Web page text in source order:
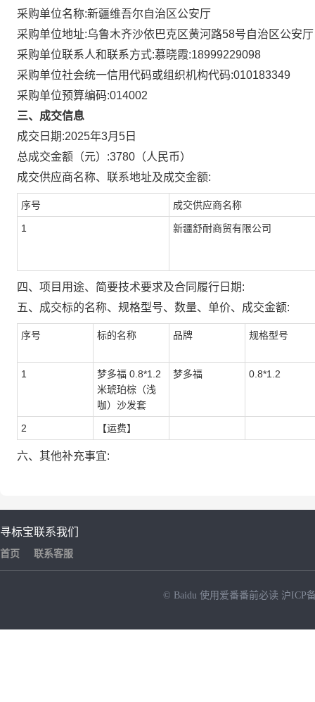
采购单位名称:新疆维吾尔自治区公安厅
采购单位地址:乌鲁木齐沙依巴克区黄河路58号自治区公安厅
采购单位联系人和联系方式:慕晓霞:18999229098
采购单位社会统一信用代码或组织机构代码:010183349
采购单位预算编码:014002
三、成交信息
成交日期:2025年3月5日
总成交金额（元）:3780 （人民币）
成交供应商名称、联系地址及成交金额:
序号 成交供应商名称
1 新疆舒耐商贸有限公司
四、项目用途、简要技术要求及合同履行日期:
五、成交标的名称、规格型号、数量、单价、成交金额:
序号 标的名称 品牌 规格型号
1
梦多福 0.8*1.2
米琥珀棕（浅
咖）沙发套
梦多福 0.8*1.2
2 【运费】
六、其他补充事宜:
寻标宝
首页
联系我们
联系客服
© Baidu 使用爱番番前必读 沪ICP